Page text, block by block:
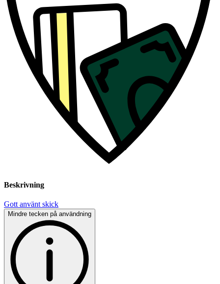
Beskrivning
Gott använt skick
Mindre tecken på användning